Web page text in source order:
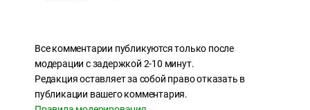
Все комментарии публикуются только после
модерации с задержкой 2-10 минут.
Редакция оставляет за собой право отказать в
публикации вашего комментария.